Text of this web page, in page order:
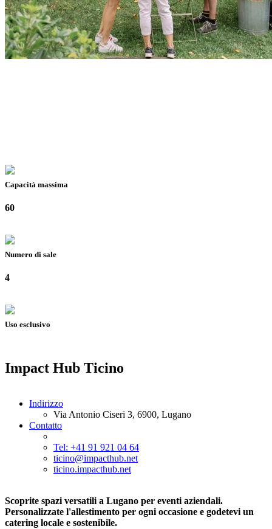
Capacità massima
60
Numero di sale
4
Uso esclusivo
Impact Hub Ticino
Indirizzo
Via Antonio Ciseri 3, 6900, Lugano
Contatto
Tel: +41 91 921 04 64
ticino@impacthub.net
ticino.impacthub.net
Scoprite spazi versatili a Lugano per eventi aziendali.
Personalizzate l'allestimento per ogni occasione e godetevi un
catering locale e sostenibile.